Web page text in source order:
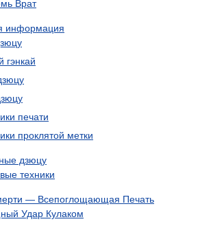
Врат
информация
гэнкай
печати
проклятой метки
дзюцу
техники
— Всепоглощающая Печать
Удар Кулаком